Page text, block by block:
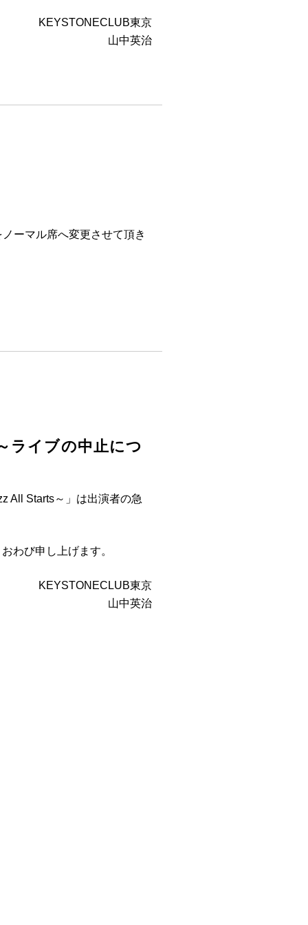
KEYSTONECLUB東京
山中英治
ーマル席へ変更させて頂き
ライブの中止につ
All Starts～」は出演者の急
わび申し上げます。
KEYSTONECLUB東京
山中英治